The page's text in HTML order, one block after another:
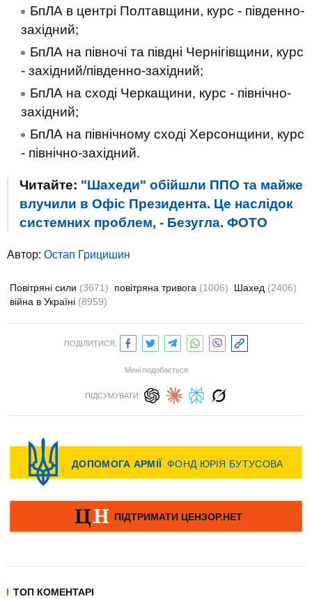
БпЛА в центрі Полтавщини, курс - південно-
західний;
БпЛА на півночі та півдні Чернігівщини, курс
- західний/південно-західний;
БпЛА на сході Черкащини, курс - північно-
західний;
БпЛА на північному сході Херсонщини, курс
- північно-західний.
Читайте: "Шахеди" обійшли ППО та майже
влучили в Офіс Президента. Це наслідок
системних проблем, - Безугла. ФОТО
Автор: Остап Грицишин
Повітряні сили (3671) повітряна тривога (1006) Шахед (2406)
війна в Україні (8959)
ПОДІЛИТИСЯ:
Мені подобається
ПІДСУМУВАТИ:
ТОП КОМЕНТАРІ